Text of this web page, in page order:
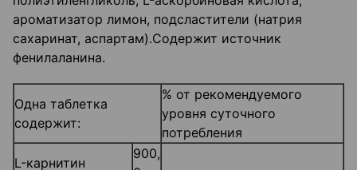
ароматизатор лимон, подсластители (натрия
сахаринат, аспартам).Содержит источник
фенилаланина.
Одна таблетка
содержит:
% от рекомендуемого
уровня суточного
потребления
L-карнитин
900,